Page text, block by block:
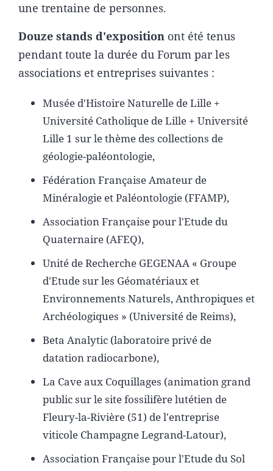
une trentaine de personnes.
Douze stands d'exposition ont été tenus
pendant toute la durée du Forum par les
associations et entreprises suivantes :
Musée d'Histoire Naturelle de Lille +
Université Catholique de Lille + Université
Lille 1 sur le thème des collections de
géologie-paléontologie,
Fédération Française Amateur de
Minéralogie et Paléontologie (FFAMP),
Association Française pour l'Etude du
Quaternaire (AFEQ),
Unité de Recherche GEGENAA « Groupe
d'Etude sur les Géomatériaux et
Environnements Naturels, Anthropiques et
Archéologiques » (Université de Reims),
Beta Analytic (laboratoire privé de
datation radiocarbone),
La Cave aux Coquillages (animation grand
public sur le site fossilifère lutétien de
Fleury-la-Rivière (51) de l'entreprise
viticole Champagne Legrand-Latour),
Association Française pour l'Etude du Sol